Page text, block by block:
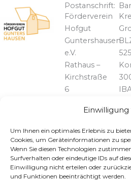
Um Ihnen ein optimales Erlebnis zu
Cookies, um Geräteinformationen zu
Wenn Sie diesen Technologien
Surfverhalten oder eindeutige IDs auf
Einwilligung nicht erteilen oder
und Funktionen beeinträchtigt werden.
Postanschrift:
Förderverein
Hofgut
Guntershausen
e.V.
Rathaus –
Kirchstraße
6
Stockstadt
Telefon:
06158 /
828739